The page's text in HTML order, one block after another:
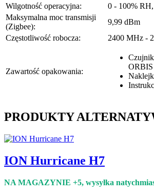
Wilgotność operacyjna:
0 - 100%
Maksymalna moc transmisji
(Zigbee):
9,99 dBm
Częstotliwość robocza:
2400 MHz -
Zawartość opakowania:
ORBIS
PRODUKTY
ION Hurricane H7
NA MAGAZYNIE +5, wysyłka